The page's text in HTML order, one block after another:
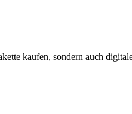
kaufen, sondern auch